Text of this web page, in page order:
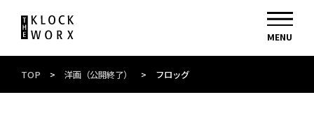
TOP > 洋画（公開終了） > フロッグ